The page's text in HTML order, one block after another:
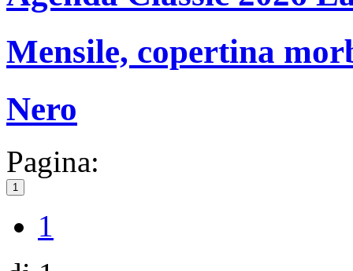
Mensile, copertina
Nero
Pagina:
1
1